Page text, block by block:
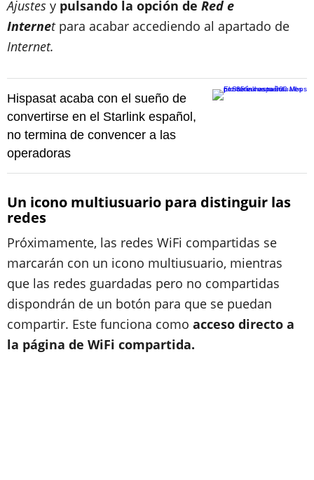
Ajustes y pulsando la opción de Red e
Internetpara acabar accediendo al apartado de
Internet.
Hispasat acaba con el sueño de
convertirse en el Starlink español,
no termina de convencer a las
operadoras
Un icono multiusuario para distinguir las
redes
Próximamente, las redes WiFi compartidas se
marcarán con un icono multiusuario, mientras
que las redes guardadas pero no compartidas
dispondrán de un botón para que se puedan
compartir. Este funciona como acceso directo a
la página de WiFi compartida.